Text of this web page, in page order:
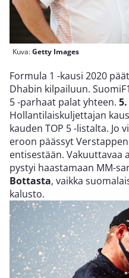
Kuva:Getty Images
Formula 1 -kausi 2020
Dhabin kilpailuun.
5 -parhaat palat yhteen.
Hollantilaiskuljettajan
kauden TOP 5 -listalta.
eroon päässyt
entisestään. Vakuuttavaa
pystyi haastamaan MM-
Bottasta, vaikka
kalusto.